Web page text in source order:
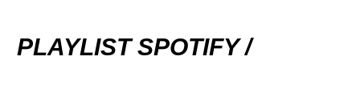
PLAYLIST SPOTIFY /